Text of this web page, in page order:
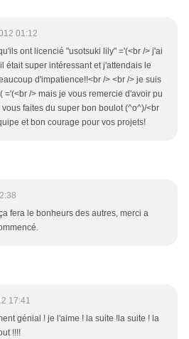
01:12
ont licencié "usotsuki lily" ='(<br /> j'ai
était super intéressant et j'attendais le
d'impatience!!<br /> <br /> je suis
='(<br /> mais je vous remercie d'avoir pu
faites du super bon boulot (^o^)/<br
et bon courage pour vos projets!
fera le bonheurs des autres, merci a
17:41
génial ! je l'aime ! la suite !la suite ! la
!!!!